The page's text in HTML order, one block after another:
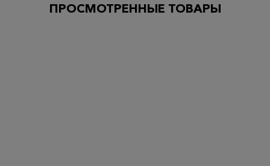
ПРОСМОТРЕННЫЕ ТОВАРЫ